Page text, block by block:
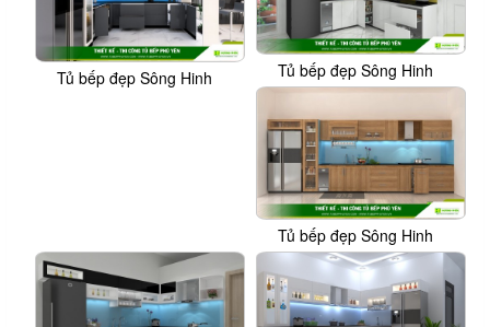
Tủ bếp đẹp Sông Hinh Tủ bếp đẹp Sông Hinh
Tủ bếp đẹp Sông Hinh